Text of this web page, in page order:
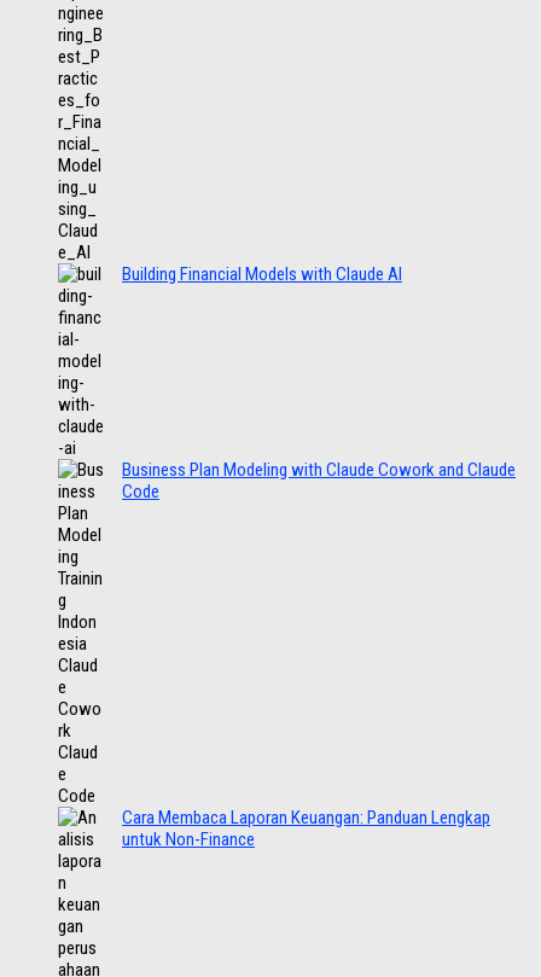
Building Financial Models with Claude AI
Business Plan Modeling with Claude Cowork and Claude
Code
Cara Membaca Laporan Keuangan: Panduan Lengkap
untuk Non-Finance